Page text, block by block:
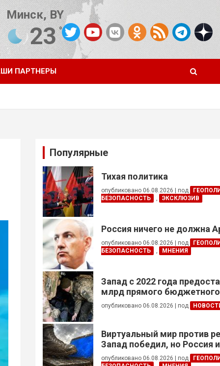
Минск, BY
23°C
от OpenWeatherMap
ПАРТНЕРЫ
Популярные
Тихая политика
опубликовано 06.08.2026 под
БЕЗОПАСНОСТЬ
, ЭКСКЛЮЗИВ
Россия ничего не должна
опубликовано 06.08.2026 под
БЕЗОПАСНОСТЬ
, МНЕНИЯ
Запад с 2022 года
млрд прямого бюджетного
финансирования — глава
Украины
опубликовано 06.08.2026 под
Виртуальный мир против
Запад победил, но Россия
опубликовано 06.08.2026 под